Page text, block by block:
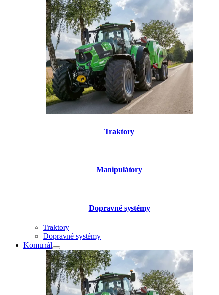
Traktory
Manipulátory
Dopravné systémy
Traktory
Dopravné systémy
Komunál